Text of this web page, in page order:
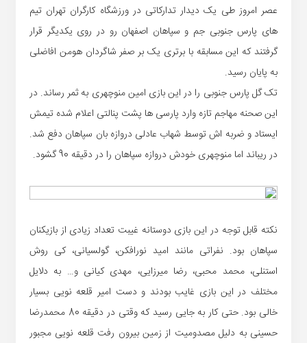
عصر امروز طی یک دیدار تدارکاتی در ورزشگاه کارگران تهران تیم
های پارس جنوبی جم و سپاهان اصفهان رو در روی یکدیگر قرار
گرفتند که این مسابقه با برتری یک بر صفر شاگردان هومن افاضلی
به پایان رسید.
تک گل پارس جنوبی را در این بازی امین منوچهری به ثمر رساند. در
این صحنه مهاجم تازه وارد پارسی ها پشت پنالتی اعلام شده تیمش
ایستاد و ضربه اش توسط شهاب عادلی دروازه بان سپاهان دفع شد.
در ریباند اما منوچهری خودش دروازه سپاهان را در دقیقه 90 گشود.
نکته قابل توجه در این بازی دوستانه غیبت تعداد زیادی از بازیکنان
سپاهان بود. نفراتی مانند امید نورافکن، گولسیانی، کی روش
استنلی، محمد محبی، رضا میرزایی، مهدی کیانی و… به دلایل
مختلف در این بازی غایب بودند و دست امیر قلعه نویی بسیار
خالی بود. حتی کار به جایی رسید که وقتی در دقیقه 80 محمدرضا
حسینی به دلیل مصدومیت از زمین بیرون رفت قلعه نویی مجبور